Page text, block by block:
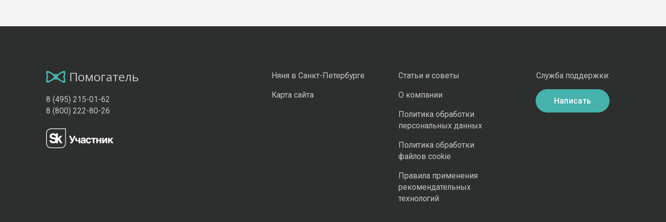
Помогатель
8 (495) 215-01-62
8 (800) 222-80-26
Няня в Санкт-Петербурге
Карта сайта
Статьи и советы
О компании
Политика обработки
персональных данных
Политика обработки
файлов cookie
Правила применения
рекомендательных
технологий
Служба поддержки:
Написать